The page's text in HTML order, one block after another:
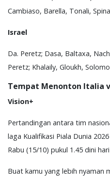
Cambiaso, Barella, Tonali,
Israel
Da. Peretz; Dasa, Baltaxa,
Peretz; Khalaily, Gloukh,
Tempat Menonton Italia
Vision+
Pertandingan antara tim
laga Kualifikasi Piala Dunia
Rabu (15/10) pukul 1.45 dini
Buat kamu yang lebih nyaman